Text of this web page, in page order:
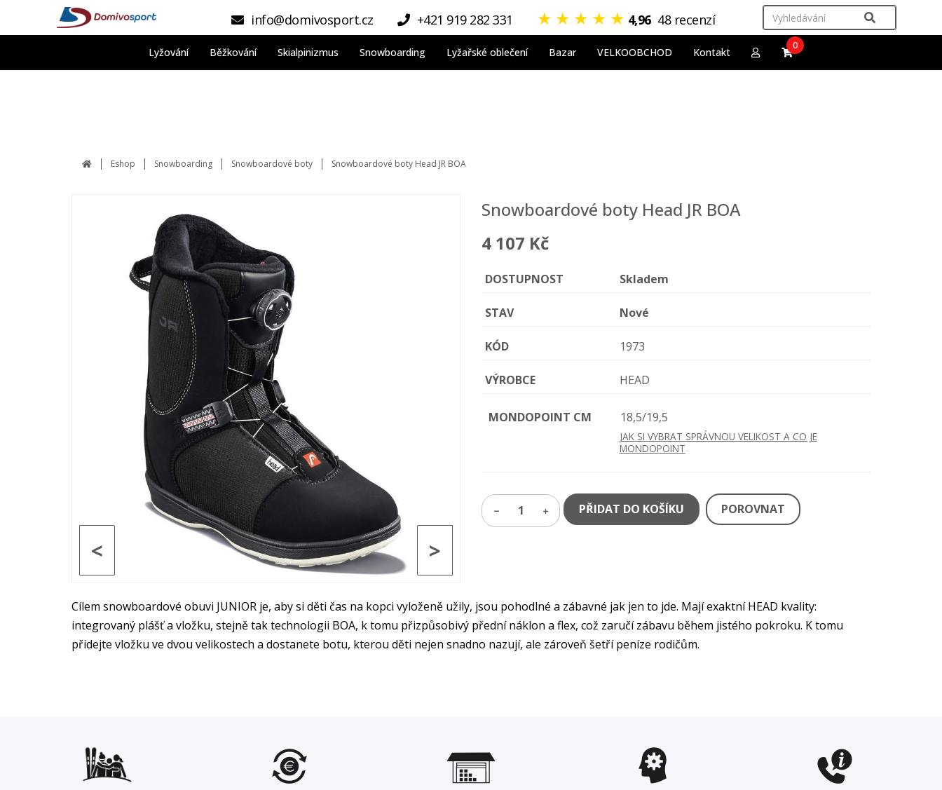
info@domivosport.cz +421 919 282 331 ★ ★ ★ ★ ★ 4,96 48 recenzí
Lyžování Běžkování Skialpinizmus Snowboarding Lyžařské oblečení Bazar VELKOOBCHOD Kontakt
0
Eshop Snowboarding Snowboardové boty Snowboardové boty Head JR BOA
>
<
Snowboardové boty Head JR BOA
4 107 Kč
DOSTUPNOST Skladem
STAV Nové
KÓD 1973
VÝROBCE HEAD
MONDOPOINT CM 18,5/19,5
JAK SI VYBRAT SPRÁVNOU VELIKOST A CO JE
MONDOPOINT
1 PŘIDAT DO KOŠÍKU POROVNAT
Cílem snowboardové obuvi JUNIOR je, aby si děti čas na kopci vyloženě užily, jsou pohodlné a zábavné jak jen to jde. Mají exaktní HEAD kvality:
integrovaný plášť a vložku, stejně tak technologii BOA, k tomu přizpůsobivý přední náklon a flex, což zaručí zábavu během jistého pokroku. K tomu
přidejte vložku ve dvou velikostech a dostanete botu, kterou děti nejen snadno nazují, ale zároveň šetří peníze rodičům.